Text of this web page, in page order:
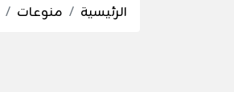
الرئيسية منوعات